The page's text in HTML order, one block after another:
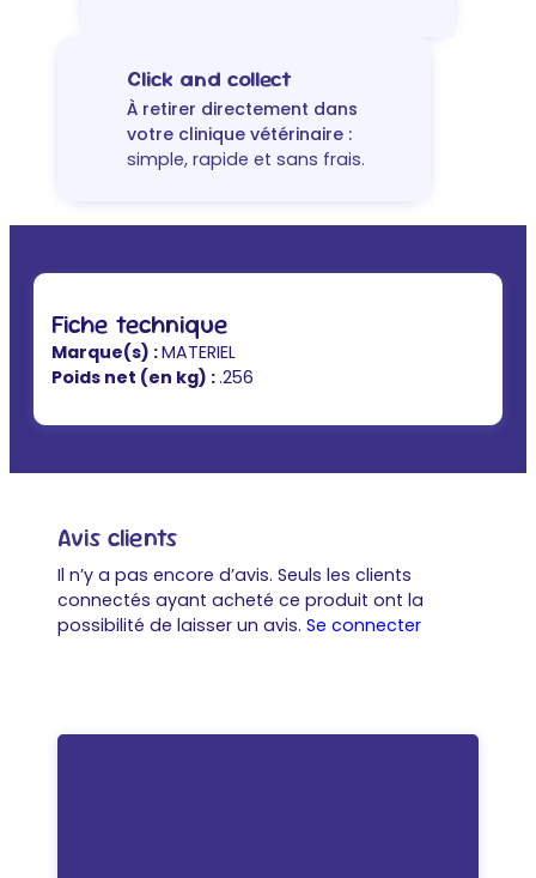
Click and collect
À retirer directement dans
votre clinique vétérinaire :
simple, rapide et sans frais.
Fiche technique
Marque(s) :MATERIEL
Poids net (en kg) :.256
Avis clients
Il n’y a pas encore d’avis. Seuls les clients
connectés ayant acheté ce produit ont la
possibilité de laisser un avis. Se connecter